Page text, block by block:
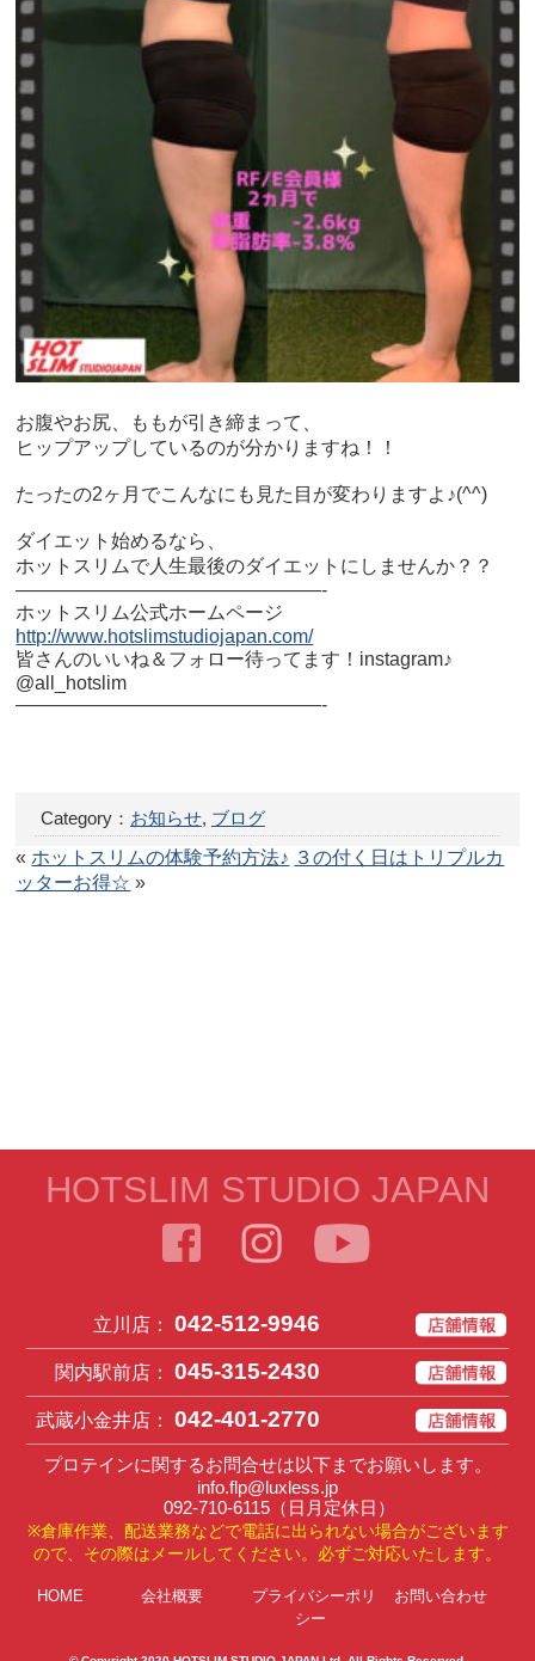
お腹やお尻、ももが引き締まって、
ヒップアップしているのが分かりますね！！
たったの2ヶ月でこんなにも見た目が変わりますよ♪(^^)
ダイエット始めるなら、
ホットスリムで人生最後のダイエットにしませんか？？
————————————————-
ホットスリム公式ホームページ
http://www.hotslimstudiojapan.com/
皆さんのいいね＆フォロー待ってます！instagram♪
@all_hotslim
————————————————-
Category： お知らせ, ブログ
« ホットスリムの体験予約方法♪ ３の付く日はトリプルカ
ッターお得☆ »
HOTSLIM STUDIO JAPAN
立川店： 042-512-9946
関内駅前店： 045-315-2430
武蔵小金井店： 042-401-2770
プロテインに関するお問合せは以下までお願いします。
info.flp@luxless.jp
092-710-6115（日月定休日）
※倉庫作業、配送業務などで電話に出られない場合がございます
ので、その際はメールしてください。必ずご対応いたします。
HOME 会社概要
プライバシーポリ
シー
お問い合わせ